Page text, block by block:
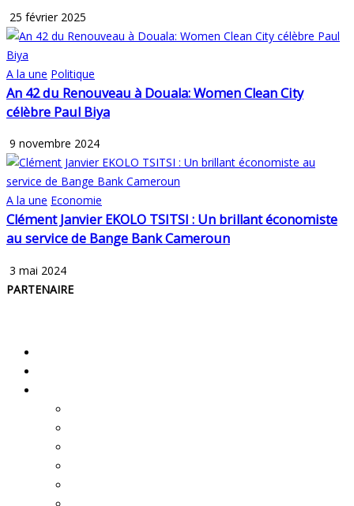
25 février 2025
A la une Politique
An 42 du Renouveau à Douala:Women Clean City
célèbre Paul Biya
9 novembre 2024
A la une Economie
Clément Janvier EKOLO TSITSI : Un brillant économiste
au service de Bange Bank Cameroun
3 mai 2024
PARTENAIRE